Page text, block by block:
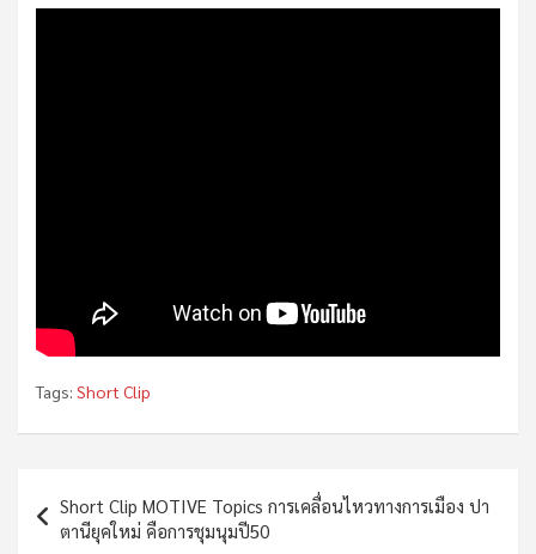
Tags: Short Clip
navigation
Short Clip MOTIVE Topics การเคลื่อนไหวทางการเมือง ปา
ตานียุคใหม่ คือการชุมนุมปี50